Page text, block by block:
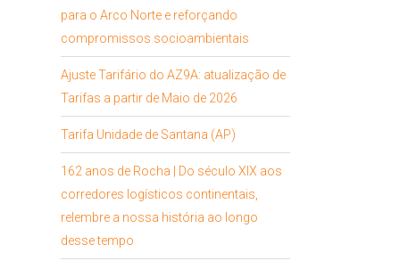
para o Arco Norte e reforçando
compromissos socioambientais
Ajuste Tarifário do AZ9A: atualização de
Tarifas a partir de Maio de 2026
Tarifa Unidade de Santana (AP)
162 anos de Rocha | Do século XIX aos
corredores logísticos continentais,
relembre a nossa história ao longo
desse tempo